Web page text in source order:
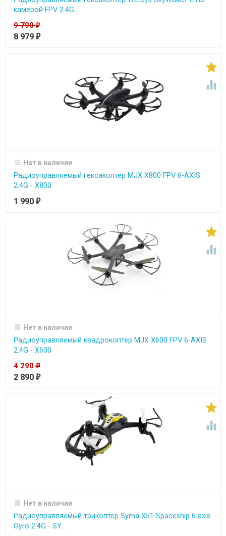
камерой FPV 2.4G...
9 790₽
8 979 ₽


Нет в наличии
Радиоуправляемый гексакоптер MJX X800 FPV 6-AXIS
2.4G - Х800
1 990 ₽


Нет в наличии
Радиоуправляемый квадрокоптер MJX X600 FPV 6-AXIS
2.4G - X600
4 290₽
2 890 ₽


Нет в наличии
Радиоуправляемый трикоптер Syma X51 Spaceship 6 axis
Gyro 2.4G - SY...